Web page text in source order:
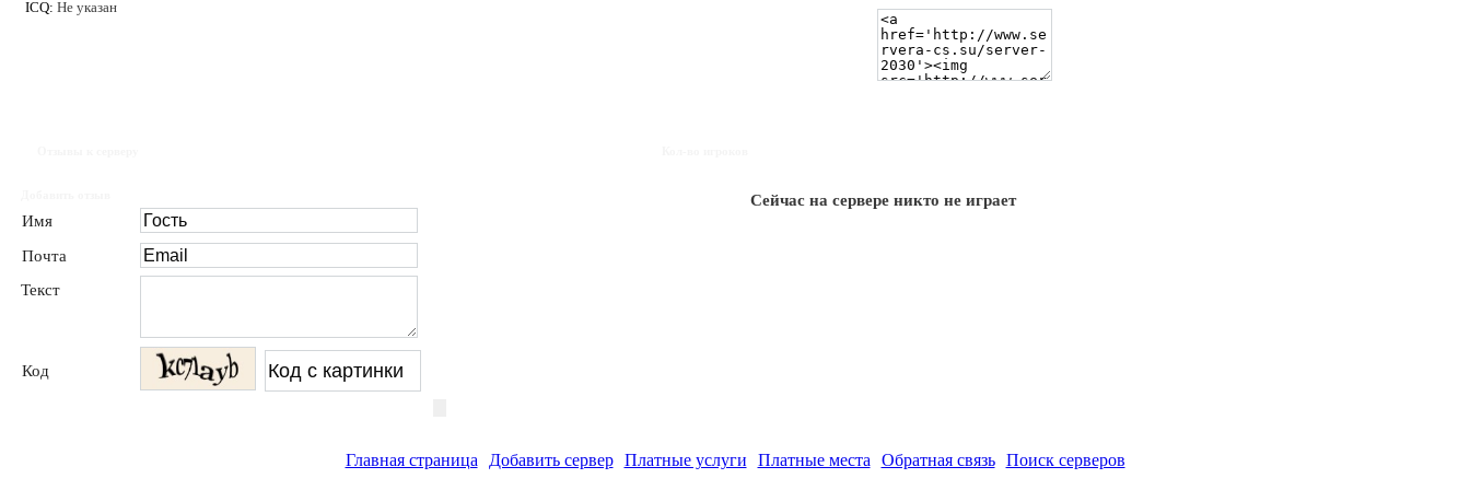
ICQ: Не указан
Имя
Почта
Текст
Код
Сейчас на сервере никто не играет
Главная страница Добавить сервер Платные услуги Платные места Обратная связь Поиск серверов